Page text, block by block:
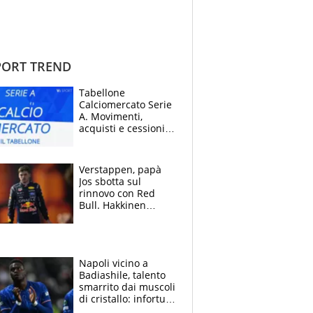
TREND
Tabellone
Calciomercato Serie
A. Movimenti,
acquisti e cessioni:
Verstappen, papà
Jos sbotta sul
rinnovo con Red
Bull. Hakkinen
Napoli vicino a
Badiashile, talento
smarrito dai muscoli
di cristallo: infortuni